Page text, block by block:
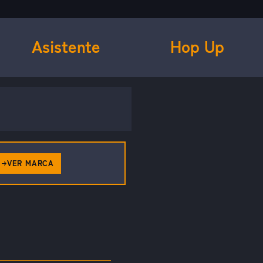
Asistente Hop Up
VER MARCA